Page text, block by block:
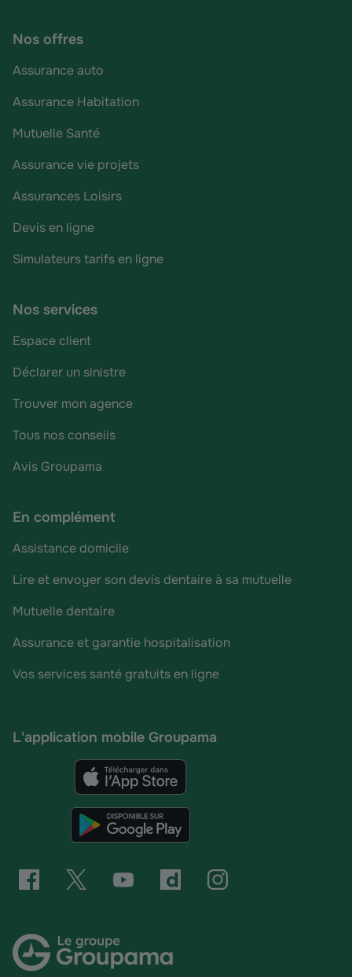
Nos offres
Assurance auto
Assurance Habitation
Mutuelle Santé
Assurance vie projets
Assurances Loisirs
Devis en ligne
Simulateurs tarifs en ligne
Nos services
Espace client
Déclarer un sinistre
Trouver mon agence
Tous nos conseils
Avis Groupama
En complément
Assistance domicile
Lire et envoyer son devis dentaire à sa mutuelle
Mutuelle dentaire
Assurance et garantie hospitalisation
Vos services santé gratuits en ligne
L'application mobile Groupama